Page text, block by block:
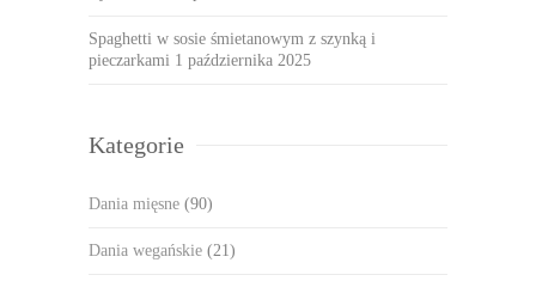
Spaghetti w sosie śmietanowym z szynką i
pieczarkami 1 października 2025
Kategorie
Dania mięsne (90)
Dania wegańskie (21)